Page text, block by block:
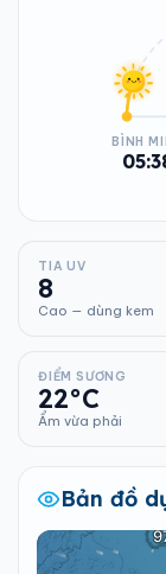
BÌNH
TIA UV
8
Cao — dùng kem
ĐIỂM SƯƠNG
22°C
Ẩm vừa phải
Bản đồ